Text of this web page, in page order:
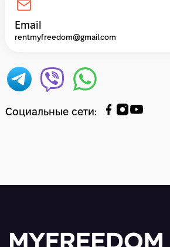
Email
rentmyfreedom@gmail.com
Социальные сети: